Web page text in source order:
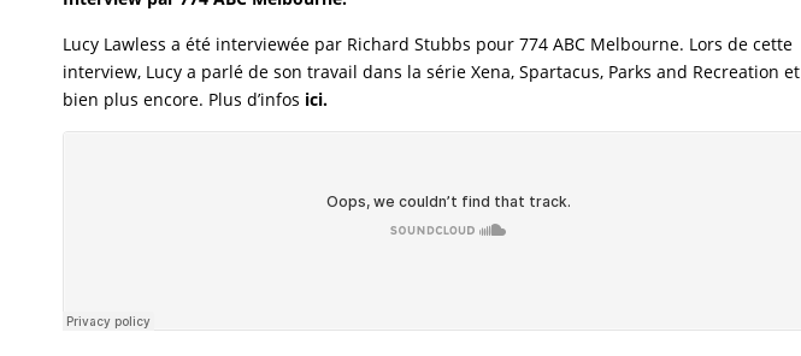
Lucy Lawless a été interviewée par Richard Stubbs pour 774 ABC Melbourne. Lors de cette
interview, Lucy a parlé de son travail dans la série Xena, Spartacus, Parks and Recreation et
bien plus encore. Plus d’infos ici.